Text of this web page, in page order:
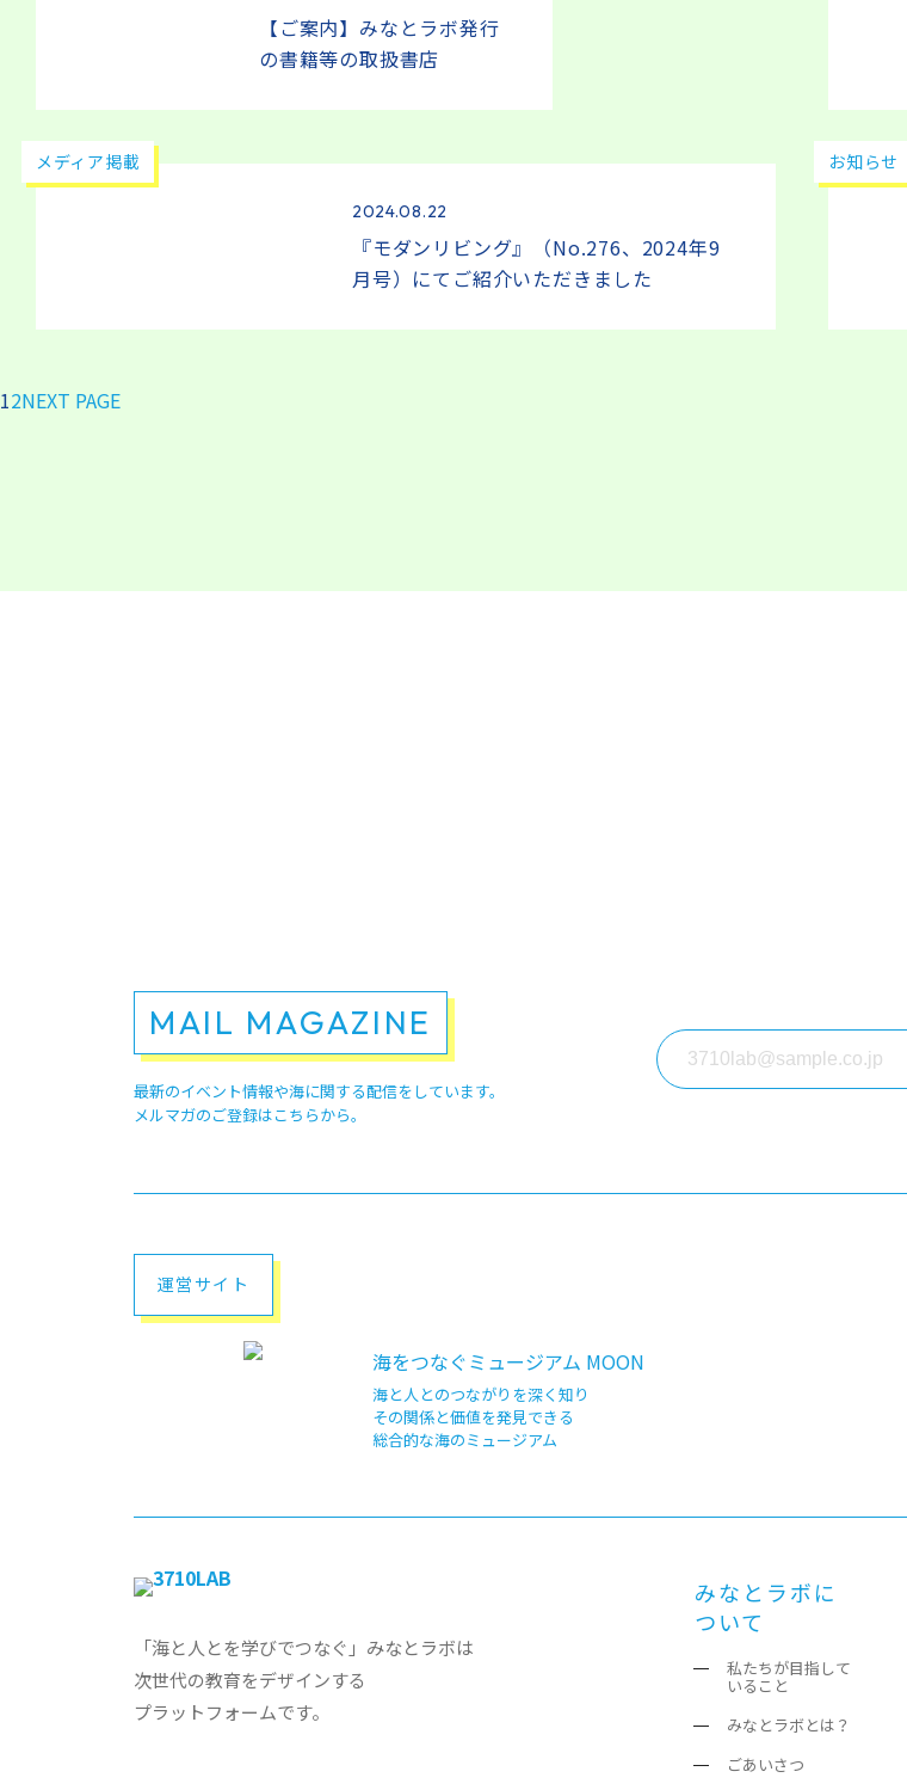
【ご案内】みなとラボ発行
の書籍等の取扱書店
メディア掲載
2024.08.22
『モダンリビング』（No.276、2024年9
月号）にてご紹介いただきました
お知らせ
12NEXT PAGE
MAIL MAGAZINE
最新のイベント情報や海に関する配信をしています。
メルマガのご登録はこちらから。
運営サイト
海をつなぐミュージアム MOON
海と人とのつながりを深く知り
その関係と価値を発見できる
総合的な海のミュージアム
「海と人とを学びでつなぐ」みなとラボは
次世代の教育をデザインする
プラットフォームです。
みなとラボに
ついて
私たちが目指して
いること
みなとラボとは？
ごあいさつ